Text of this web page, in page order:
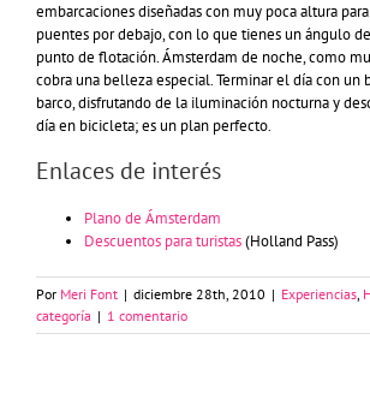
embarcaciones diseñadas con muy poca altura
puentes por debajo, con lo que tienes un ángulo
punto de flotación. Ámsterdam de noche, como
cobra una belleza especial. Terminar el día con un
barco, disfrutando de la iluminación nocturna y
día en bicicleta; es un plan perfecto.
Enlaces de interés
Plano de Ámsterdam
Descuentos para turistas(Holland Pass)
Por Meri Font | diciembre 28th, 2010 | Experiencias,
categoría | 1 comentario